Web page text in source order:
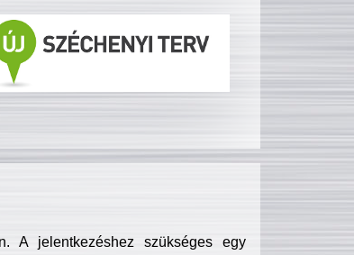
A jelentkezéshez szükséges egy